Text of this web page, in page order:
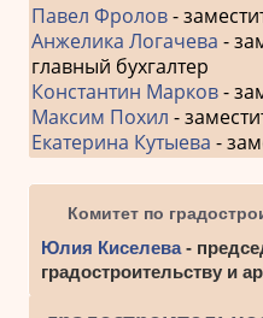
Павел Фролов-
Анжелика Логачева -
главный бухгалтер
Константин Марков-
Максим Похил -
Екатерина Кутыева -
Комитет по
Юлия Киселева-
градостроительству и